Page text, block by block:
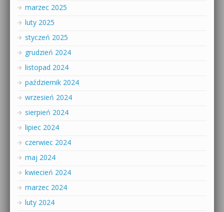
marzec 2025
luty 2025
styczeń 2025
grudzień 2024
listopad 2024
październik 2024
wrzesień 2024
sierpień 2024
lipiec 2024
czerwiec 2024
maj 2024
kwiecień 2024
marzec 2024
luty 2024